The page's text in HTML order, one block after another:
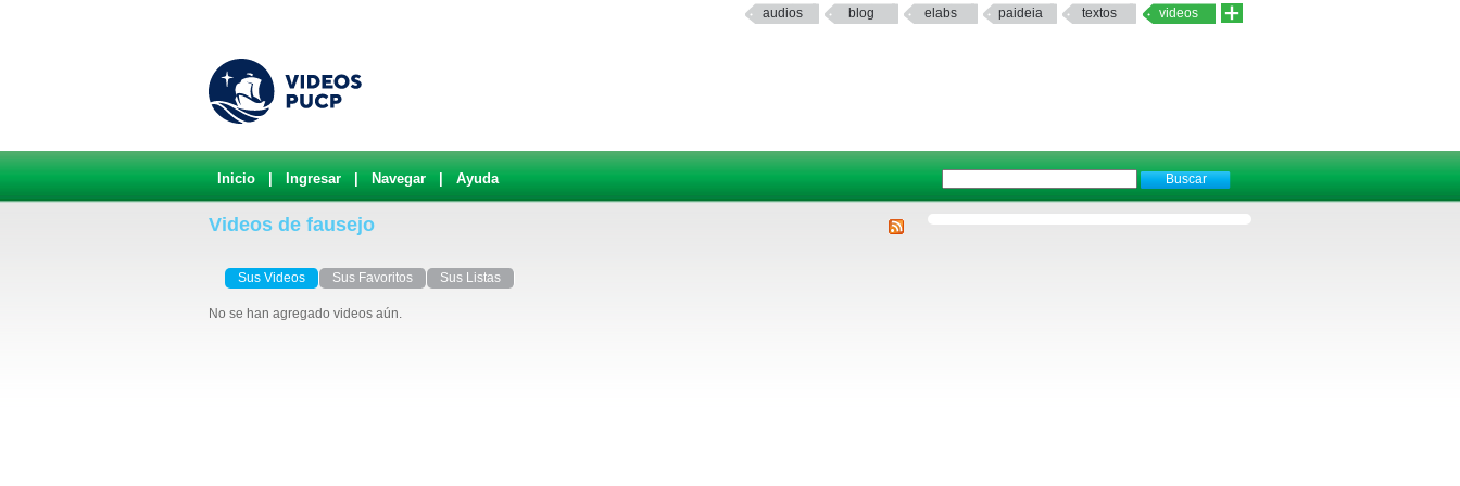
audios blog elabs paideia textos videos
Inicio Ingresar Navegar Ayuda
Videos de fausejo
Sus Videos Sus Favoritos Sus Listas
No se han agregado videos aún.